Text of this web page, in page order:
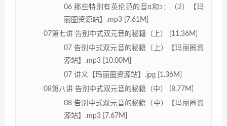
06 那些特别有英伦范的音α和ɔ：（2）【玛
丽圈资源站】.mp3 [7.61M]
07第七讲 告别中式双元音的秘籍（上） [11.36M]
07 告别中式双元音的秘籍（上）【玛丽圈资
源站】.mp3 [10.00M]
07 讲义【玛丽圈资源站】.jpg [1.36M]
08第八讲 告别中式双元音的秘籍（中） [8.77M]
08 告别中式双元音的秘籍（中）【玛丽圈资
源站】.mp3 [7.67M]